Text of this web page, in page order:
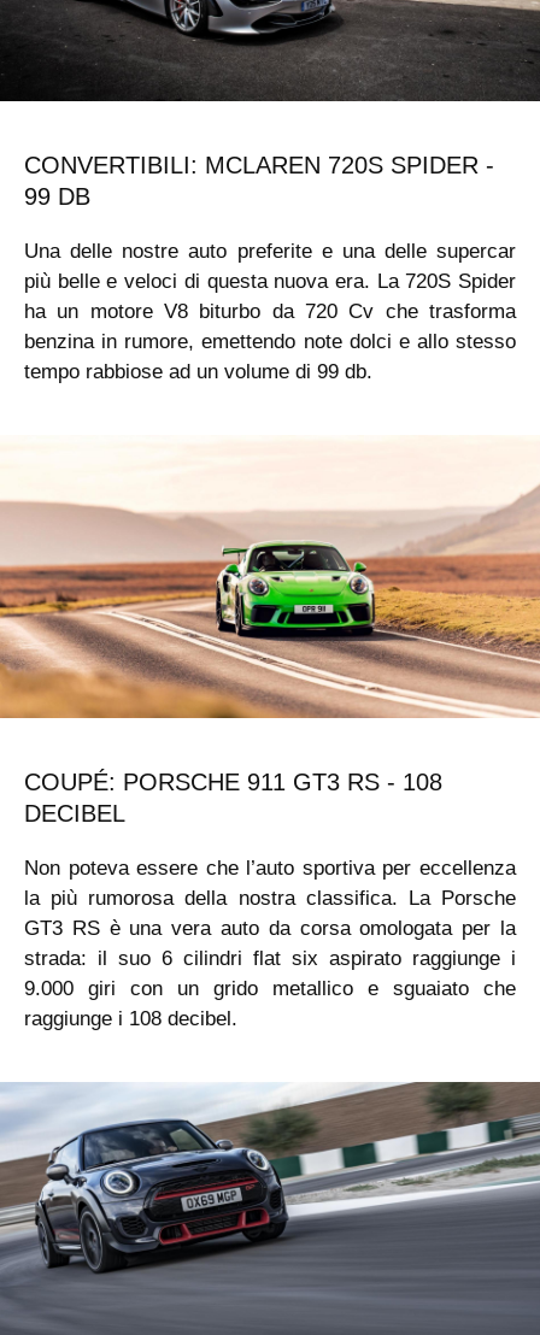
CONVERTIBILI: MCLAREN 720S SPIDER -
99 DB
Una delle nostre auto preferite e una delle supercar
più belle e veloci di questa nuova era. La 720S Spider
ha un motore V8 biturbo da 720 Cv che trasforma
benzina in rumore, emettendo note dolci e allo stesso
tempo rabbiose ad un volume di 99 db.
COUPÉ: PORSCHE 911 GT3 RS - 108
DECIBEL
Non poteva essere che l’auto sportiva per eccellenza
la più rumorosa della nostra classifica. La Porsche
GT3 RS è una vera auto da corsa omologata per la
strada: il suo 6 cilindri flat six aspirato raggiunge i
9.000 giri con un grido metallico e sguaiato che
raggiunge i 108 decibel.